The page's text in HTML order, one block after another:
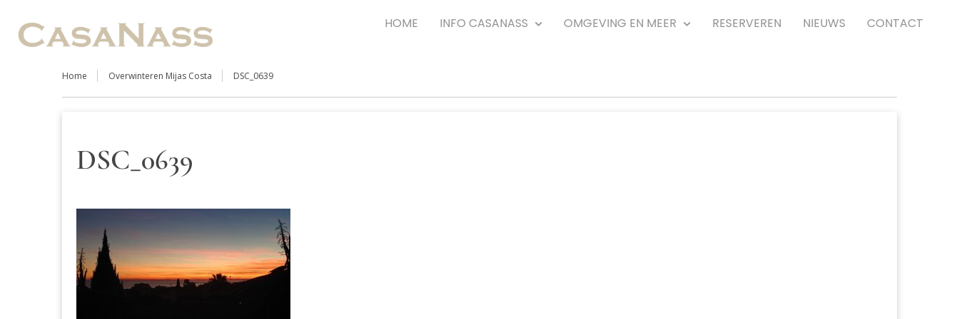
HOME INFO CASANASS OMGEVING EN MEER RESERVEREN NIEUWS CONTACT
Home Overwinteren Mijas Costa DSC_0639
DSC_0639